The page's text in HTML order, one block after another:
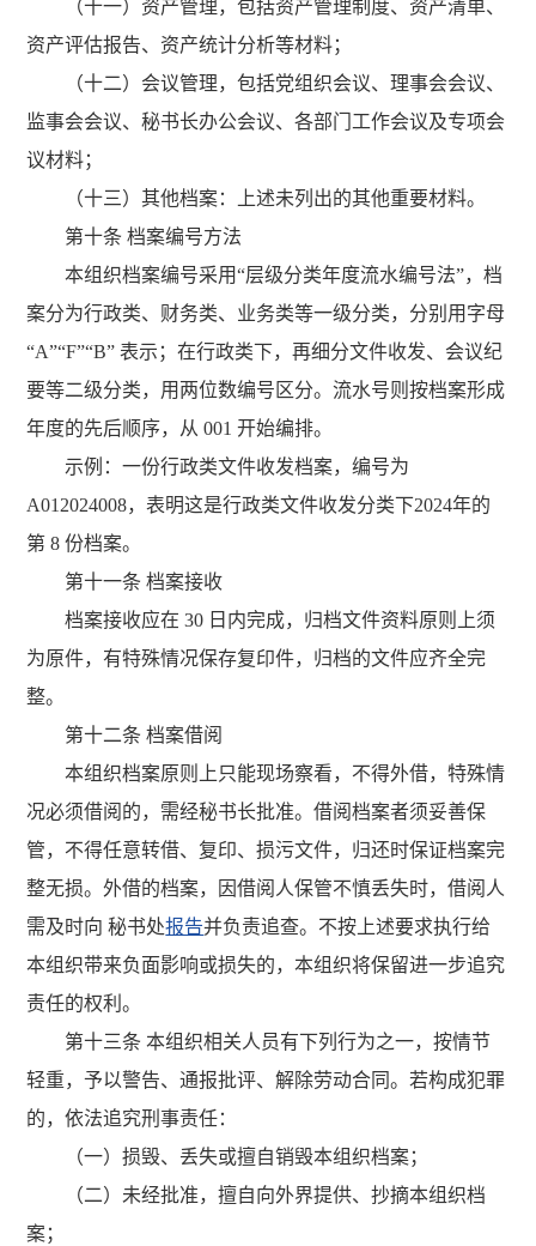
（十一）资产管理，包括资产管理制度、资产清单、
资产评估报告、资产统计分析等材料；
（十二）会议管理，包括党组织会议、理事会会议、
监事会会议、秘书长办公会议、各部门工作会议及专项会
议材料；
（十三）其他档案：上述未列出的其他重要材料。
第十条 档案编号方法
本组织档案编号采用“层级分类年度流水编号法”，档
案分为行政类、财务类、业务类等一级分类，分别用字母
“A”“F”“B” 表示；在行政类下，再细分文件收发、会议纪
要等二级分类，用两位数编号区分。流水号则按档案形成
年度的先后顺序，从 001 开始编排。
示例：一份行政类文件收发档案，编号为
A012024008，表明这是行政类文件收发分类下2024年的
第 8 份档案。
第十一条 档案接收
档案接收应在 30 日内完成，归档文件资料原则上须
为原件，有特殊情况保存复印件，归档的文件应齐全完
整。
第十二条 档案借阅
本组织档案原则上只能现场察看，不得外借，特殊情
况必须借阅的，需经秘书长批准。借阅档案者须妥善保
管，不得任意转借、复印、损污文件，归还时保证档案完
整无损。外借的档案，因借阅人保管不慎丢失时，借阅人
需及时向 秘书处报告并负责追查。不按上述要求执行给
本组织带来负面影响或损失的，本组织将保留进一步追究
责任的权利。
第十三条 本组织相关人员有下列行为之一，按情节
轻重，予以警告、通报批评、解除劳动合同。若构成犯罪
的，依法追究刑事责任：
（一）损毁、丢失或擅自销毁本组织档案；
（二）未经批准，擅自向外界提供、抄摘本组织档
案；